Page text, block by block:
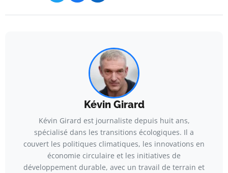
Kévin Girard
Kévin Girard est journaliste depuis huit ans,
spécialisé dans les transitions écologiques. Il a
couvert les politiques climatiques, les innovations en
économie circulaire et les initiatives de
développement durable, avec un travail de terrain et